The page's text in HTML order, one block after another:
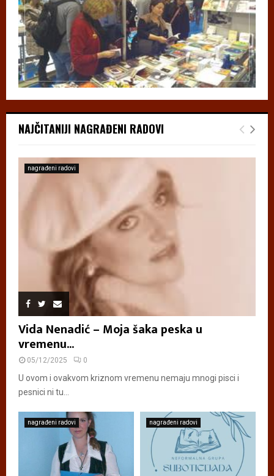
NAJČITANIJI NAGRAĐENI RADOVI
nagrađeni radovi
Vida Nenadić – Moja šaka peska u
vremenu...
05/12/2025 0
U ovom i ovakvom kriznom vremenu nemaju mnogi pisci i
pesnici ni tu...
nagrađeni radovi nagrađeni radovi